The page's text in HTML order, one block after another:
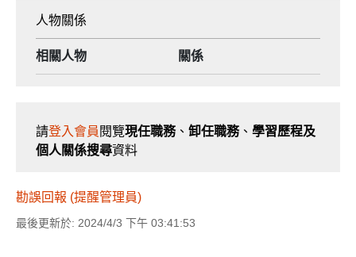
人物關係
相關人物 關係
請登入會員 閱覽現任職務、 卸任職務、 學習歷程及
個人關係搜尋資料
勘誤回報 (提醒管理員)
最後更新於: 2024/4/3 下午 03:41:53